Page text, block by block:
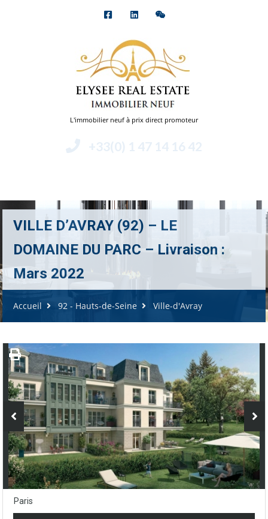
L'immobilier neuf à prix direct promoteur
+33(0) 1 47 14 16 42
VILLE D’AVRAY (92) – LE
DOMAINE DU PARC – Livraison :
Mars 2022
Accueil 92 - Hauts-de-Seine Ville-d'Avray
Paris